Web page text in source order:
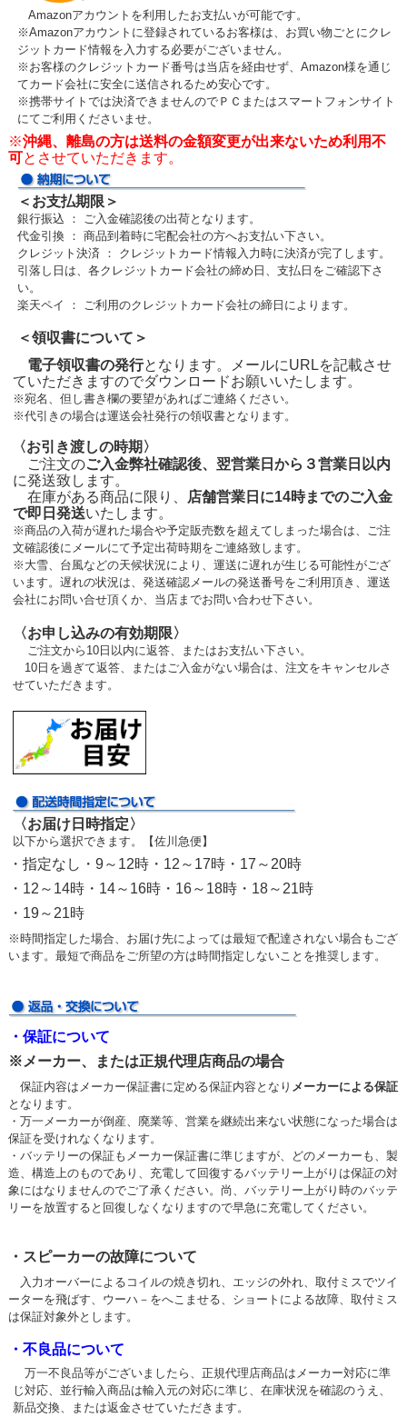
Amazonアカウントを利用したお支払いが可能です。
※Amazonアカウントに登録されているお客様は、お買い物ごとにクレ
ジットカード情報を入力する必要がございません。
※お客様のクレジットカード番号は当店を経由せず、Amazon様を通じ
てカード会社に安全に送信されるため安心です。
※携帯サイトでは決済できませんのでＰＣまたはスマートフォンサイト
にてご利用くださいませ。
※沖縄、離島の方は送料の金額変更が出来ないため利用不
可とさせていただきます。
＜お支払期限＞
銀行振込 ： ご入金確認後の出荷となります。
代金引換 ： 商品到着時に宅配会社の方へお支払い下さい。
クレジット決済 ： クレジットカード情報入力時に決済が完了します。
引落し日は、各クレジットカード会社の締め日、支払日をご確認下さ
い。
楽天ペイ ： ご利用のクレジットカード会社の締日によります。
＜領収書について＞
電子領収書の発行となります。メールにURLを記載させ
ていただきますのでダウンロードお願いいたします。
※宛名、但し書き欄の要望があればご連絡ください。
※代引きの場合は運送会社発行の領収書となります。
〈お引き渡しの時期〉
ご注文のご入金弊社確認後、翌営業日から３営業日以内
に発送致します。
在庫がある商品に限り、
店舗営業日に14時までのご入金
で即日発送いたします。
※商品の入荷が遅れた場合や予定販売数を超えてしまった場合は、ご注
文確認後にメールにて予定出荷時期をご連絡致します。
※大雪、台風などの天候状況により、運送に遅れが生じる可能性がござ
います。遅れの状況は、発送確認メールの発送番号をご利用頂き、運送
会社にお問い合せ頂くか、当店までお問い合わせ下さい。
〈お申し込みの有効期限〉
ご注文から10日以内に返答、またはお支払い下さい。
10日を過ぎて返答、またはご入金がない場合は、注文をキャンセルさ
せていただきます。
〈お届け日時指定〉
以下から選択できます。【佐川急便】
・指定なし・9～12時・12～17時・17～20時
・12～14時・14～16時・16～18時・18～21時
・19～21時
※時間指定した場合、お届け先によっては最短で配達されない場合もござ
います。最短で商品をご所望の方は時間指定しないことを推奨します。
・保証について
※メーカー、または正規代理店商品の場合
保証内容はメーカー保証書に定める保証内容となり メーカーによる保証
となります。
・万一メーカーが倒産、廃業等、営業を継続出来ない状態になった場合は
保証を受けれなくなります。
・バッテリーの保証もメーカー保証書に準じますが、どのメーカーも、製
造、構造上のものであり、充電して回復するバッテリー上がりは保証の対
象にはなりませんのでご了承ください。尚、バッテリー上がり時のバッテ
リーを放置すると回復しなくなりますので早急に充電してください。
・スピーカーの故障について
入力オーバーによるコイルの焼き切れ、エッジの外れ、取付ミスでツイ
ーターを飛ばす、ウーハ－をへこませる、ショートによる故障、取付ミス
は保証対象外とします。
・不良品について
万一不良品等がございましたら、正規代理店商品はメーカー対応に準
じ対応、並行輸入商品は輸入元の対応に準じ、在庫状況を確認のうえ、
新品交換、または返金させていただきます。